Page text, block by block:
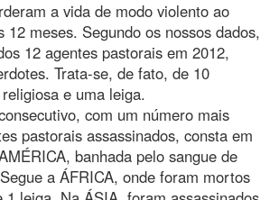
a vida de modo violento ao
12 meses. Segundo os nossos dados,
12 agentes pastorais em 2012,
Trata-se, de fato, de 10
e uma leiga.
com um número mais
pastorais assassinados, consta em
banhada pelo sangue de
a ÁFRICA, onde foram mortos